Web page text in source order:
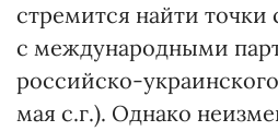
стремится найти точки
с международными
российско-украинского
мая с.г.). Однако